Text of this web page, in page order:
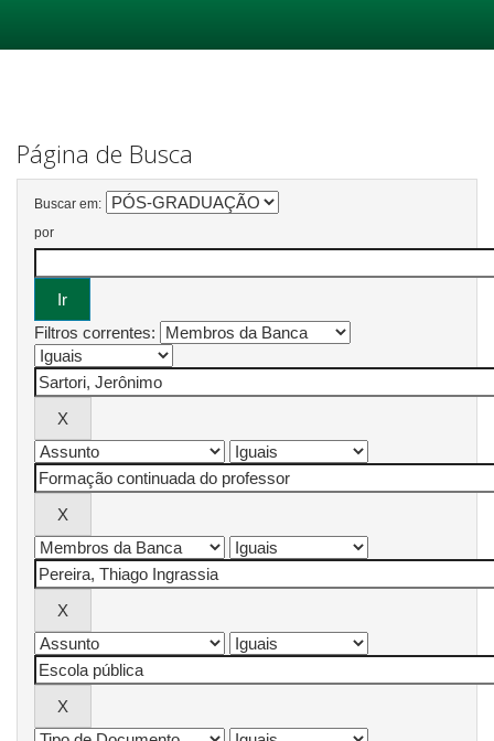
Página de Busca
Buscar em:
por
Filtros correntes: